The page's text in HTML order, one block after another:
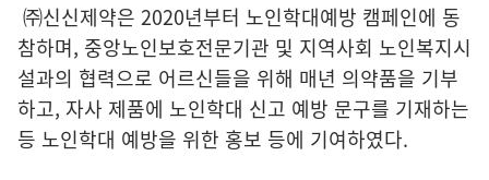
㈜신신제약은 2020년부터 노인학대예방 캠페인에 동
참하며, 중앙노인보호전문기관 및 지역사회 노인복지시
설과의 협력으로 어르신들을 위해 매년 의약품을 기부
하고, 자사 제품에 노인학대 신고 예방 문구를 기재하는
등 노인학대 예방을 위한 홍보 등에 기여하였다.